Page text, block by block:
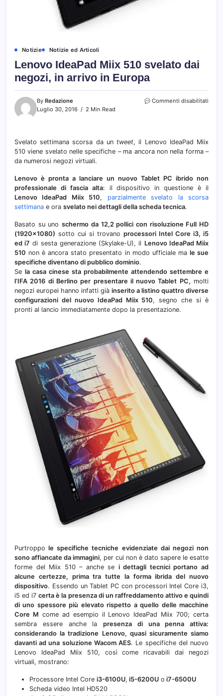
Notizie Notizie ed Articoli
Lenovo IdeaPad Miix 510 svelato dai
negozi, in arrivo in Europa
By Redazione
Luglio 30, 2016
2 Min Read
Commenti disabilitati
dai
Svelato settimana scorsa da un tweet, il Lenovo IdeaPad Miix
510 viene svelato nelle specifiche – ma ancora non nella forma –
da numerosi negozi virtuali.
Lenovo è pronta a lanciare un nuovo Tablet PC ibrido non
professionale di fascia alta: il dispositivo in questione è il
Lenovo IdeaPad Miix 510, parzialmente svelato la scorsa
settimana e ora svelato nei dettagli della scheda tecnica.
Basato su unoschermo da 12,2 pollici con risoluzione Full HD
(1920×1080) sotto cui si trovano processori Intel Core i3, i5
ed i7 di sesta generazione (Skylake-U), il Lenovo IdeaPad Miix
510 non è ancora stato presentato in modo ufficiale ma le sue
specifiche diventano di pubblico dominio.
Se la casa cinese sta probabilmente attendendo settembre e
l’IFA 2016 di Berlino per presentare il nuovo Tablet PC, molti
negozi europei hanno infatti già inserito a listino quattro diverse
configurazioni del nuovo IdeaPad Miix 510, segno che si è
pronti al lancio immediatamente dopo la presentazione.
Purtroppo le specifiche tecniche evidenziate dai negozi non
sono affiancate da immagini, per cui non è dato sapere le esatte
forme del Miix 510 – anche se i dettagli tecnici portano ad
alcune certezze, prima tra tutte la forma ibrida del nuovo
dispositivo. Essendo un Tablet PC con processori Intel Core i3,
i5 ed i7certa è la presenza di un raffreddamento attivo e quindi
di uno spessore più elevato rispetto a quello delle macchine
Core M come ad esempio il Lenovo IdeaPad Miix 700; certa
sembra essere anche la presenza di una penna attiva:
considerando la tradizione Lenovo, quasi sicuramente siamo
davanti ad una soluzione Wacom AES. Le specifiche del nuovo
Lenovo IdeaPad Miix 510, così come ricavabili dai negozi
virtuali, mostrano:
Processore Intel Core i3-6100U, i5-6200U o i7-6500U
Scheda video Intel HD520